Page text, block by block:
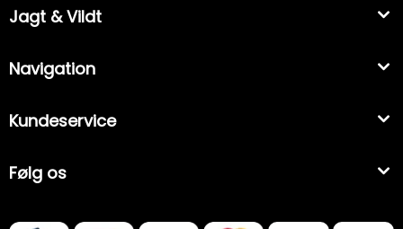
Jagt & Vildt
Navigation
Kundeservice
Følg os